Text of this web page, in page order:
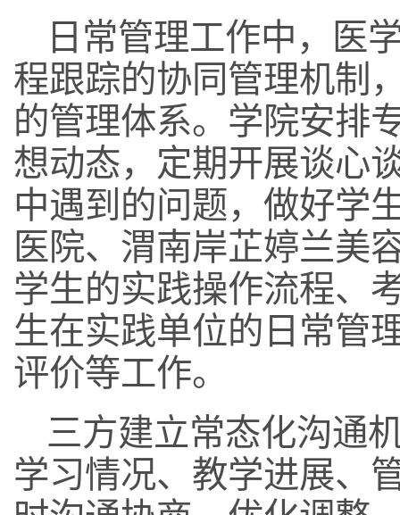
日常管理工作中，医
程跟踪的协同管理机制
的管理体系。学院安排
想动态，定期开展谈心
中遇到的问题，做好学
医院、渭南岸芷婷兰美
学生的实践操作流程、
生在实践单位的日常管
评价等工作。
三方建立常态化沟通
学习情况、教学进展、